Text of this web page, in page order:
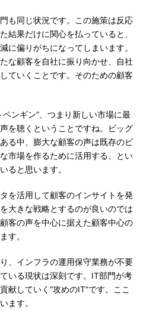
も同じ状況です。この施策は反応
結果だけに関心を払っていると、
に偏りがちになってしまいます。
な顧客を自社に振り向かせ、自社
ていくことです。そのための顧客
ンギン”、つまり新しい市場に最
を聴くということですね。ビッグ
る中、膨大な顧客の声は既存のビ
市場を作るために活用する、とい
ると思います。
を活用して顧客のインサイトを発
大きな戦略とするのが良いのでは
客の声を中心に据えた顧客中心の
す。
、インフラの運用保守業務が不要
いる現状は深刻です。IT部門が考
献していく“攻めのIT”です。ここ
ます。